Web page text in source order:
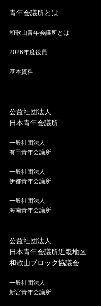
青年会議所とは
和歌山青年会議所とは
2026年度役員
基本資料
公益社団法人
日本青年会議所
一般社団法人
有田青年会議所
一般社団法人
伊都青年会議所
一般社団法人
海南青年会議所
公益社団法人
日本青年会議所近畿地区
和歌山ブロック協議会
一般社団法人
新宮青年会議所